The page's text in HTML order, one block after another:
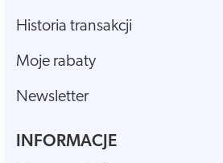
Historia transakcji
Moje rabaty
Newsletter
INFORMACJE